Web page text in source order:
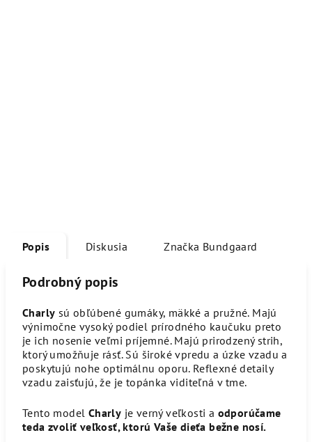
Popis Diskusia Značka Bundgaard
Podrobný popis
Charly sú obľúbené gumáky, mäkké a pružné. Majú
výnimočne vysoký podiel prírodného kaučuku preto
je ich nosenie veľmi príjemné. Majú prirodzený strih,
ktorý umožňuje rásť. Sú široké vpredu a úzke vzadu a
poskytujú nohe optimálnu oporu. Reflexné detaily
vzadu zaisťujú, že je topánka viditeľná v tme.
Tento model Charly je verný veľkosti a odporúčame
teda zvoliť veľkosť, ktorú Vaše dieťa bežne nosí.